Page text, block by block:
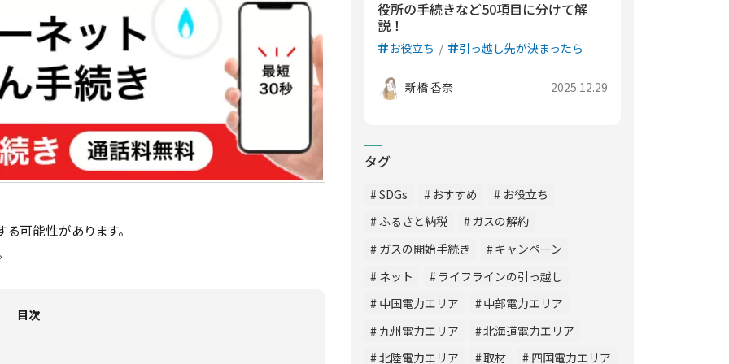
可能性があります。
目次
役所の手続きなど50項目に分けて解
説！
お役立ち 引っ越し先が決まったら
新橋 香奈 2025.12.29
タグ
SDGs おすすめ
お役立ち
ふるさと納税
ガスの解約
ガスの開始手続き
キャンペーン
ネット
ライフラインの引っ越し
中国電力エリア
中部電力エリア
九州電力エリア
北海道電力エリア
北陸電力エリア
取材 四国電力エリア